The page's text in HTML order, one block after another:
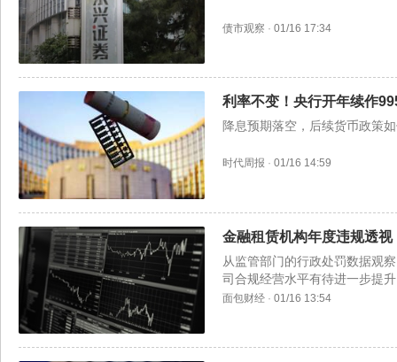
债市观察 · 01/16 17:34
利率不变！央行开年续作
降息预期落空，后续货币政策
时代周报 · 01/16 14:59
金融租赁机构年度违规透
从监管部门的行政处罚数据观
司合规经营水平有待进一步提
面包财经 · 01/16 13:54